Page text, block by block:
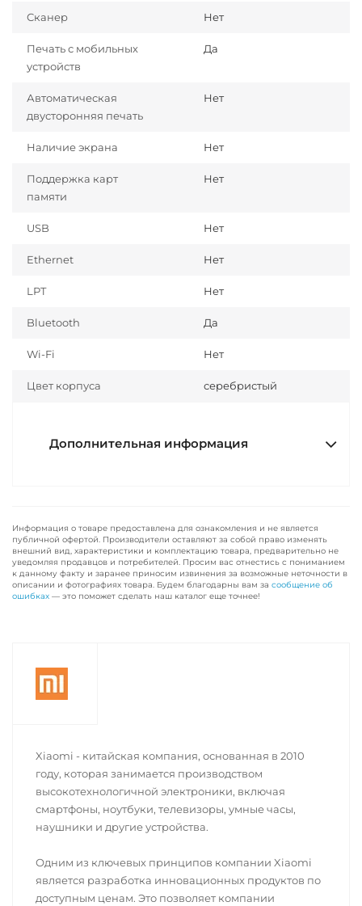
Сканер Нет
Печать с мобильных
устройств
Да
Автоматическая
двусторонняя печать
Нет
Наличие экрана Нет
Поддержка карт
памяти
Нет
USB Нет
Ethernet Нет
LPT Нет
Bluetooth Да
Wi-Fi Нет
Цвет корпуса серебристый
Дополнительная информация
Информация о товаре предоставлена для ознакомления и не является
публичной офертой. Производители оставляют за собой право изменять
внешний вид, характеристики и комплектацию товара, предварительно не
уведомляя продавцов и потребителей. Просим вас отнестись с пониманием
к данному факту и заранее приносим извинения за возможные неточности в
описании и фотографиях товара. Будем благодарны вам за сообщение об
ошибках — это поможет сделать наш каталог еще точнее!
Xiaomi - китайская компания, основанная в 2010
году, которая занимается производством
высокотехнологичной электроники, включая
смартфоны, ноутбуки, телевизоры, умные часы,
наушники и другие устройства.
Одним из ключевых принципов компании Xiaomi
является разработка инновационных продуктов по
доступным ценам. Это позволяет компании